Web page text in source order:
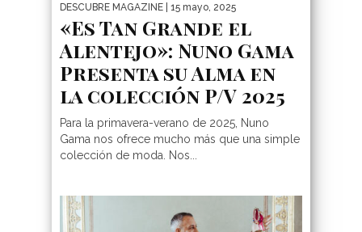
DESCUBRE MAGAZINE | 15 mayo, 2025
«Es Tan Grande el
Alentejo»: Nuno Gama
Presenta su Alma en
la colección P/V 2025
Para la primavera-verano de 2025, Nuno
Gama nos ofrece mucho más que una simple
colección de moda. Nos...